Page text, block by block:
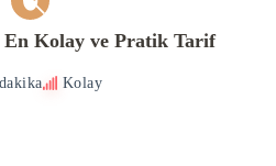
En Kolay ve Pratik Tarif
Kolay